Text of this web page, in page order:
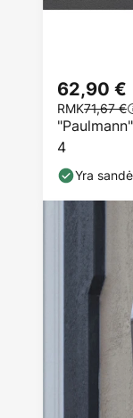
4
62,90 €
RMK71,67 €
Yra